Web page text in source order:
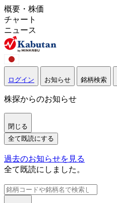
概要・株価
チャート
ニュース
ログイン お知らせ 銘柄検索
株探からのお知らせ
閉じる
全て既読にする
過去のお知らせを見る
全て既読にしました。